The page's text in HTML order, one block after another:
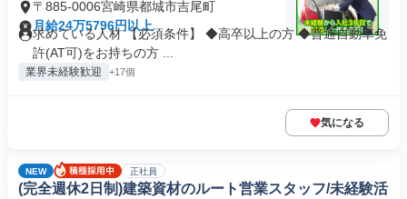
〒885-0006宮崎県都城市吉尾町
月給24万5796円以上
求めている人材 【必須条件】 ◆高卒以上の方 ◆普通自動車免
許(AT可)をお持ちの方 ...
業界未経験歓迎 +17個
気になる
NEW 正社員
(完全週休2日制)建築資材のルート営業スタッフ/未経験活